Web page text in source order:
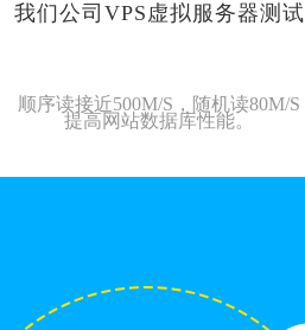
我们公司VPS虚拟服务器测试
顺序读接近500M/S，随机读80M/S
提高网站数据库性能。